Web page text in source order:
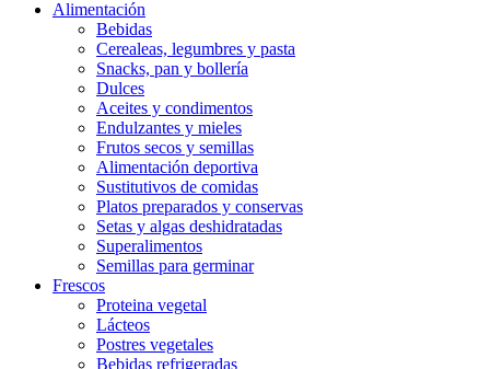
Alimentación
Bebidas
Cerealeas, legumbres y pasta
Snacks, pan y bollería
Dulces
Aceites y condimentos
Endulzantes y mieles
Frutos secos y semillas
Alimentación deportiva
Sustitutivos de comidas
Platos preparados y conservas
Setas y algas deshidratadas
Superalimentos
Semillas para germinar
Frescos
Proteina vegetal
Lácteos
Postres vegetales
Bebidas refrigeradas